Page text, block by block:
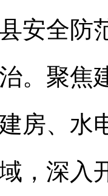
安全防
。聚焦
房、水
，深入